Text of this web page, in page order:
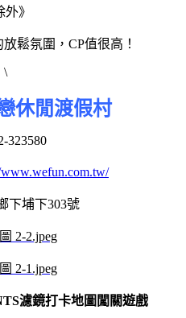
外》
鬆氛圍，CP值很高！
\
休閒渡假村
323580
www.wefun.com.tw/
下埔下303號
濾鏡打卡地圖闖關遊戲